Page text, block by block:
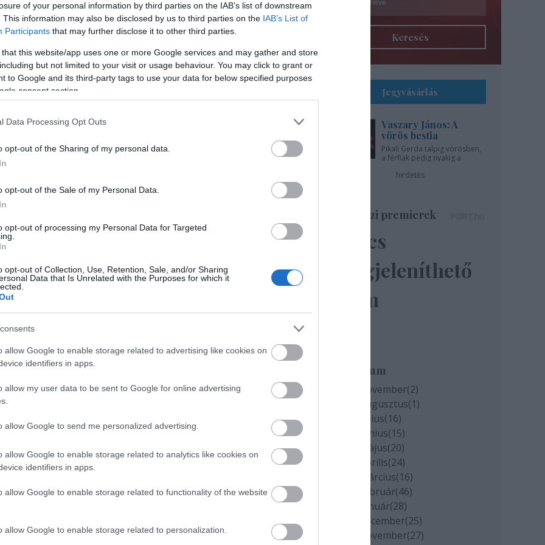
of your personal information by third parties on the IAB’s list of downstream
This information may also be disclosed by us to third parties on the IAB’s List of
Participants that may further disclose it to other third parties.
that this website/app uses one or more Google services and may gather and store
but not limited to your visit or usage behaviour. You may click to grant or
to Google and its third-party tags to use your data for below specified purposes
consent section.
Data Processing Opt Outs
opt-out of the Sharing of my personal data.
opt-out of the Sale of my Personal Data.
opt-out of processing my Personal Data for Targeted
opt-out of Collection, Use, Retention, Sale, and/or Sharing
Data that Is Unrelated with the Purposes for which it
allow Google to enable storage related to advertising like cookies on
identifiers in apps.
allow my user data to be sent to Google for online advertising
allow Google to send me personalized advertising.
allow Google to enable storage related to analytics like cookies on
identifiers in apps.
allow Google to enable storage related to functionality of the website
allow Google to enable storage related to personalization.
Sodró Eliza: "Színészként a katarzist nem
tudjuk garantálni"
„Ilyen rendkívüli és teljesen egyedi helyzettel
még nem kellett szembenéznünk.”
terjedését megakadályozó és érthető kormányzati
Őze Áron: „a színház élő műfaj, amelynek varázsa
A Bartók Kamaraszínház és Művészetek Háza
Magyarországon elsőként előleget fizet jövedelem
bevezetett korlátozások időszaka alatt.
Kovács András Péter: „Mindig átéreztem a
humoristák társadalmi felelősségvállalásának
leghatásosabban szólította meg az embereket a
András Péter karantén slágerével, amely pillanatok
Keresés
Jegyvásárlás
Vaszary János: A
vörös bestia
Pikali Gerda talpig vörösben,
a férfiak pedig nyakig a
hirdetés
Színházi premierek
Nincs
megjeleníthető
elem
Archívum
2020 november(2)
2020 augusztus(1)
2020 július(16)
2020 június(15)
2020 május(20)
2020 április(24)
2020 március(16)
2020 február(46)
2020 január(28)
2019 december(25)
2019 november(27)